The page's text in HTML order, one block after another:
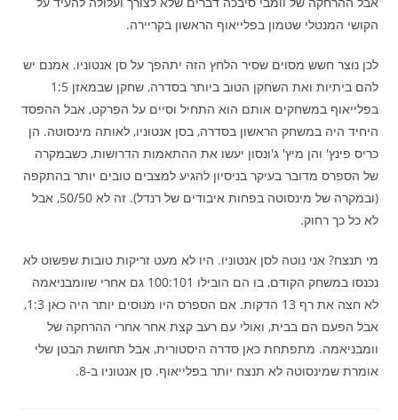
הקושי המנטלי שטמון בפלייאוף הראשון בקריירה.
לכן נוצר חשש מסוים שסיר הלחץ הזה יתהפך על סן אנטוניו. אמנם יש
להם ביתיות ואת השחקן הטוב ביותר בסדרה, שחקן שבמאזן 1:5
בפלייאוף במשחקים אותם הוא התחיל וסיים על הפרקט, אבל ההפסד
היחיד היה במשחק הראשון בסדרה, בסן אנטוניו, לאותה מינסוטה. הן
כריס פינץ' והן מיץ' ג'ונסון יעשו את ההתאמות הדרושות, כשבמקרה
של הספרס מדובר בעיקר בניסיון להגיע למצבים טובים יותר בהתקפה
(ובמקרה של מינסוטה בפחות איבודים של רנדל). זה לא 50/50, אבל
לא כל כך רחוק.
מי תנצח? אני נוטה לסן אנטוניו. היו לא מעט זריקות טובות שפשוט לא
נכנסו במשחק הקודם, בו הם הובילו 100:101 גם אחרי שוומבניאמה
לא חצה את רף 13 הדקות. אם הספרס היו מנוסים יותר היה כאן 1:3,
אבל הפעם הם בבית, ואולי עם רעב קצת אחר אחרי ההרחקה של
וומבניאמה. מתפתחת כאן סדרה היסטורית, אבל תחושת הבטן שלי
אומרת שמינסוטה לא תנצח יותר בפלייאוף. סן אנטוניו ב-8.